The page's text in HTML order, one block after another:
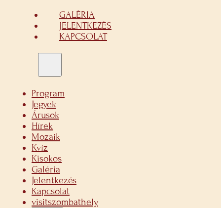
GALÉRIA
JELENTKEZÉS
KAPCSOLAT
Program
Jegyek
Árusok
Hírek
Mozaik
Kvíz
Kisokos
Galéria
Jelentkezés
Kapcsolat
visitszombathely